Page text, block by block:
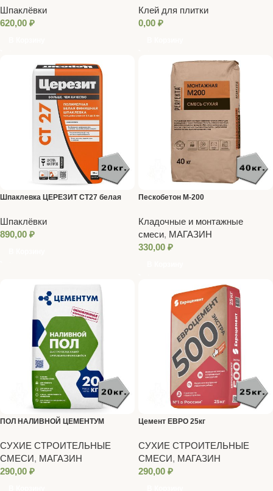
Шпаклёвки
620,00 ₽
Клей для плитки
0,00 ₽
Шпаклевка ЦЕРЕЗИТ СТ27 белая
Шпаклёвки
890,00 ₽
Пескобетон М-200
Кладочные и монтажные
смеси, МАГАЗИН
330,00 ₽
ПОЛ НАЛИВНОЙ ЦЕМЕНТУМ
СУХИЕ СТРОИТЕЛЬНЫЕ
СМЕСИ, МАГАЗИН
290,00 ₽
Цемент ЕВРО 25кг
СУХИЕ СТРОИТЕЛЬНЫЕ
СМЕСИ, МАГАЗИН
290,00 ₽